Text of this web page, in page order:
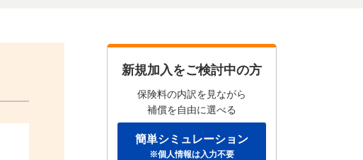
新規加入をご検討中の方
保険料の内訳を見ながら
補償を自由に選べる
簡単シミュレーション
※個人情報は入力不要